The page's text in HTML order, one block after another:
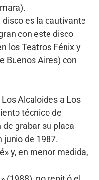
es la cautivante
con este disco
los Teatros Fénix y
Buenos Aires) con
Alcaloides a Los
técnico de
grabar su placa
junio de 1987.
y, en menor medida,